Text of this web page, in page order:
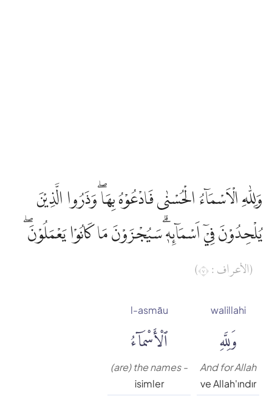
İbni Kesir
İskender Ali Mihr
Rowwad Translation Center
وَلِلّٰهِ الْاَسْمَاۤءُ الْحُسْنٰى فَادْعُوْهُ بِهَاۖ وَذَرُوا الَّذِيْنَ
يُلْحِدُوْنَ فِيْٓ اَسْمَاۤىِٕهٖۗ سَيُجْزَوْنَ مَا كَانُوْا يَعْمَلُوْنَ ۖ
(الأعراف : ٧)
walillahi
وَلِلَّهِ
And for Allah
ve Allah'ındır
l-asmāu
ٱلْأَسْمَآءُ
(are) the names -
isimler